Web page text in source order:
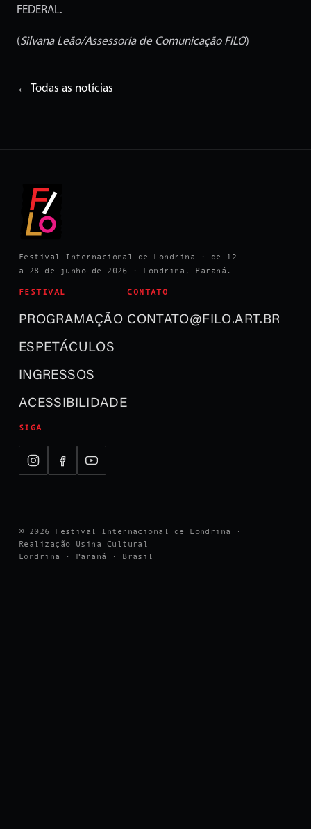
FEDERAL.
(Silvana Leão/Assessoria de Comunicação FILO)
← Todas as notícias
Festival Internacional de Londrina · de 12
a 28 de junho de 2026 · Londrina, Paraná.
FESTIVAL
PROGRAMAÇÃO
ESPETÁCULOS
INGRESSOS
ACESSIBILIDADE
CONTATO
CONTATO@FILO.ART.BR
SIGA
© 2026 Festival Internacional de Londrina ·
Realização Usina Cultural
Londrina · Paraná · Brasil